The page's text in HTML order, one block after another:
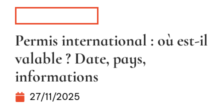
Permis international : où est-il
valable ? Date, pays,
informations
27/11/2025